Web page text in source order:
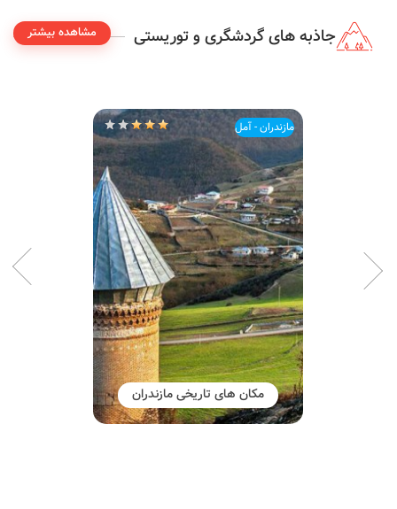
جاذبه های گردشگری و توریستی مشاهده بیشتر
مازندران - آمل
مکان های تاریخی مازندران